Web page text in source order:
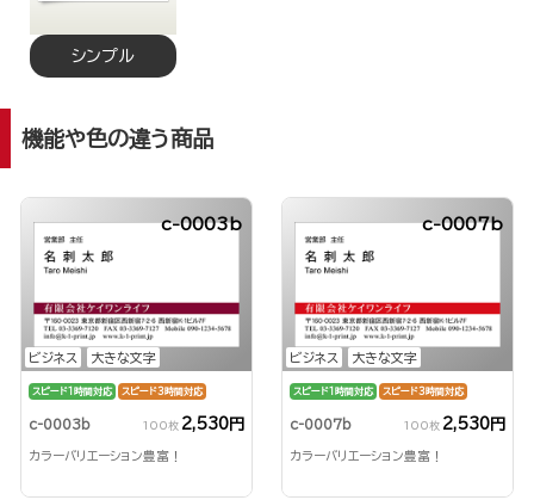
シンプル
機能や色の違う商品
ビジネス 大きな文字
c-0003b
スピード1時間対応 スピード3時間対応
c-0003b 100枚 2,530円
カラーバリエーション豊富！
ビジネス 大きな文字
c-0007b
スピード1時間対応 スピード3時間対応
c-0007b 100枚 2,530円
カラーバリエーション豊富！